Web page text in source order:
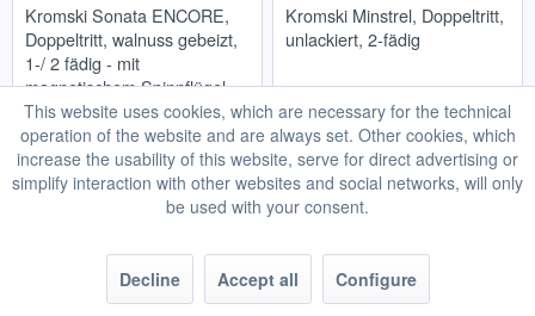
Kromski Sonata ENCORE,
Doppeltritt, walnuss gebeizt,
1-/ 2 fädig - mit
magnetischem Spinnflügel
€999.00 *
Add to
Kromski Minstrel, Doppeltritt,
unlackiert, 2-fädig
€679.00 *
Add to
This website uses cookies, which are necessary for the technical
operation of the website and are always set. Other cookies, which
increase the usability of this website, serve for direct advertising or
simplify interaction with other websites and social networks, will only
be used with your consent.
Decline Accept all Configure